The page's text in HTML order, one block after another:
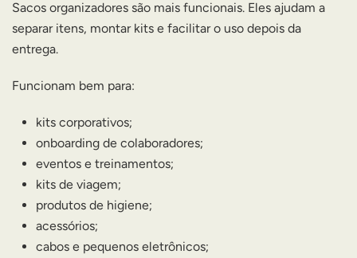
Sacos organizadores são mais funcionais. Eles ajudam a
separar itens, montar kits e facilitar o uso depois da
entrega.
Funcionam bem para:
kits corporativos;
onboarding de colaboradores;
eventos e treinamentos;
kits de viagem;
produtos de higiene;
acessórios;
cabos e pequenos eletrônicos;